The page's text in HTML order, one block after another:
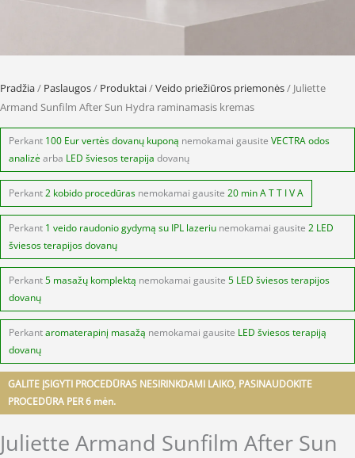
Pradžia/ Paslaugos/ Produktai/Veido priežiūros priemonės/ Juliette
Armand Sunfilm After Sun Hydra raminamasis kremas
Perkant 100 Eur vertės dovanų kuponą nemokamai gausite VECTRA odos
analizė arba LED šviesos terapija dovanų
Perkant2 kobido procedūras nemokamai gausite 20 min A T T I V A
Perkant 1 veido raudonio gydymą su IPL lazeriu nemokamai gausite 2 LED
šviesos terapijos dovanų
Perkant5 masažų komplektą nemokamai gausite 5 LED šviesos terapijos
dovanų
Perkantaromaterapinį masažą nemokamai gausite LED šviesos terapiją
dovanų
GALITE ĮSIGYTI PROCEDŪRAS NESIRINKDAMI LAIKO, PASINAUDOKITE
PROCEDŪRA PER 6 mėn.
Juliette Armand Sunfilm After Sun